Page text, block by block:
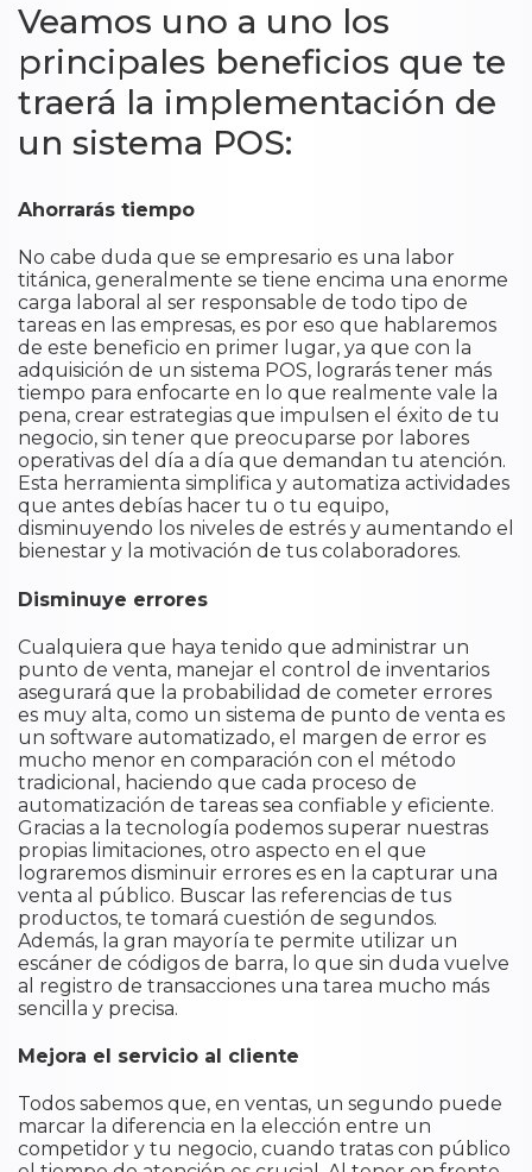
Veamos uno a uno los
principales beneficios que te
traerá la implementación de
un sistema POS:
Ahorrarás tiempo
No cabe duda que se empresario es una labor
titánica, generalmente se tiene encima una enorme
carga laboral al ser responsable de todo tipo de
tareas en las empresas, es por eso que hablaremos
de este beneficio en primer lugar, ya que con la
adquisición de un sistema POS, lograrás tener más
tiempo para enfocarte en lo que realmente vale la
pena, crear estrategias que impulsen el éxito de tu
negocio, sin tener que preocuparse por labores
operativas del día a día que demandan tu atención.
Esta herramienta simplifica y automatiza actividades
que antes debías hacer tu o tu equipo,
disminuyendo los niveles de estrés y aumentando el
bienestar y la motivación de tus colaboradores.
Disminuye errores
Cualquiera que haya tenido que administrar un
punto de venta, manejar el control de inventarios
asegurará que la probabilidad de cometer errores
es muy alta, como un sistema de punto de venta es
un software automatizado, el margen de error es
mucho menor en comparación con el método
tradicional, haciendo que cada proceso de
automatización de tareas sea confiable y eficiente.
Gracias a la tecnología podemos superar nuestras
propias limitaciones, otro aspecto en el que
lograremos disminuir errores es en la capturar una
venta al público. Buscar las referencias de tus
productos, te tomará cuestión de segundos.
Además, la gran mayoría te permite utilizar un
escáner de códigos de barra, lo que sin duda vuelve
al registro de transacciones una tarea mucho más
sencilla y precisa.
Mejora el servicio al cliente
Todos sabemos que, en ventas, un segundo puede
marcar la diferencia en la elección entre un
competidor y tu negocio, cuando tratas con público